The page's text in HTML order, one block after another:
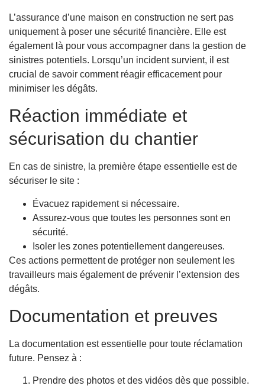
L’assurance d’une maison en construction ne sert pas
uniquement à poser une sécurité financière. Elle est
également là pour vous accompagner dans la gestion de
sinistres potentiels. Lorsqu’un incident survient, il est
crucial de savoir comment réagir efficacement pour
minimiser les dégâts.
Réaction immédiate et
sécurisation du chantier
En cas de sinistre, la première étape essentielle est de
sécuriser le site :
Évacuez rapidement si nécessaire.
Assurez-vous que toutes les personnes sont en
sécurité.
Isoler les zones potentiellement dangereuses.
Ces actions permettent de protéger non seulement les
travailleurs mais également de prévenir l’extension des
dégâts.
Documentation et preuves
La documentation est essentielle pour toute réclamation
future. Pensez à :
Prendre des photos et des vidéos dès que possible.